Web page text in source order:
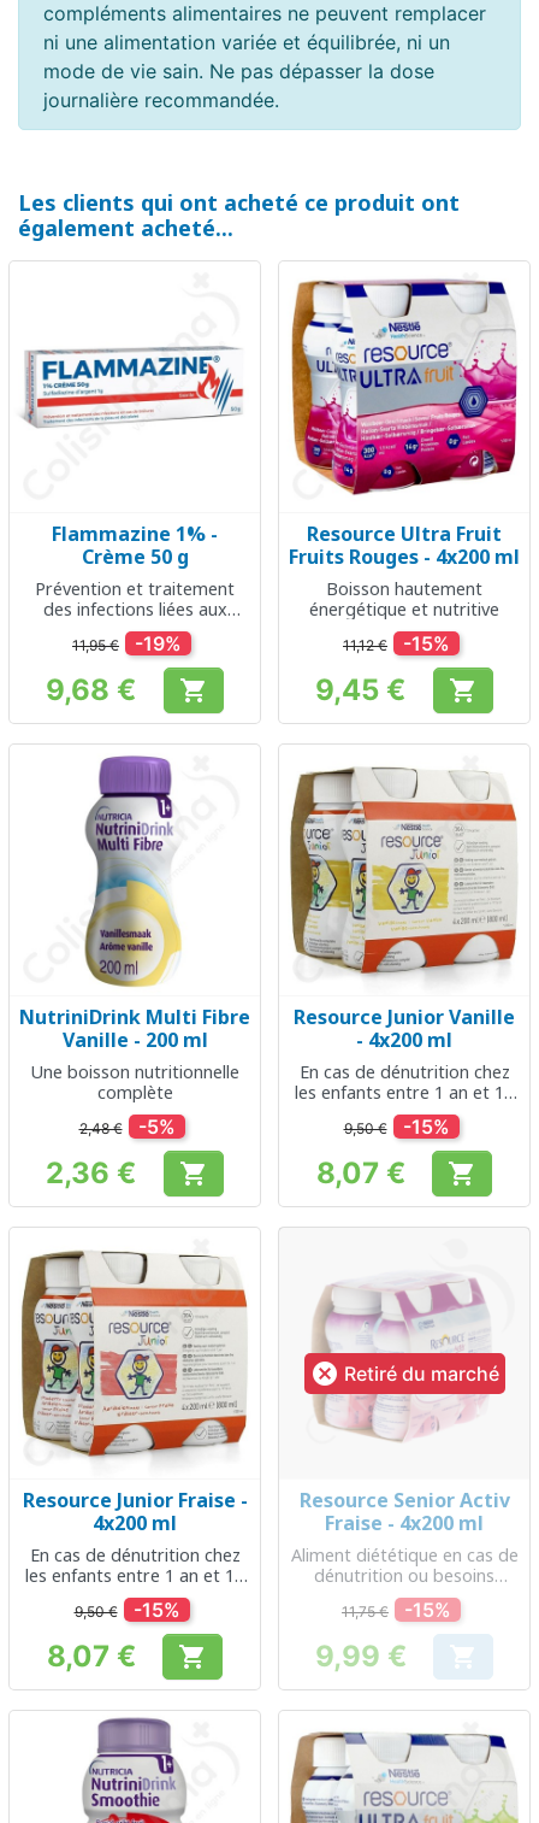
compléments alimentaires ne peuvent remplacer
ni une alimentation variée et équilibrée, ni un
mode de vie sain. Ne pas dépasser la dose
journalière recommandée.
Les clients qui ont acheté ce produit ont
également acheté...
Flammazine 1% -
Crème 50 g
Prévention et traitement
des infections liées aux
brûlures
11,95 € -19%
Prix
9,68 € 
Resource Ultra Fruit
Fruits Rouges - 4x200 ml
Boisson hautement
énergétique et nutritive
11,12 € -15%
Prix
9,45 € 
NutriniDrink Multi Fibre
Vanille - 200 ml
Une boisson nutritionnelle
complète
2,48 € -5%
Prix
2,36 € 
Resource Junior Vanille
- 4x200 ml
En cas de dénutrition chez
les enfants entre 1 an et 10
ans
9,50 € -15%
Prix
8,07 € 
Resource Junior Fraise -
4x200 ml
En cas de dénutrition chez
les enfants entre 1 an et 10
ans
9,50 € -15%
Prix
8,07 € 
 Retiré du marché
Resource Senior Activ
Fraise - 4x200 ml
Aliment diététique en cas de
dénutrition ou besoins
protéiques et énergétiques
accrus
11,75 € -15%
Prix
9,99 € 